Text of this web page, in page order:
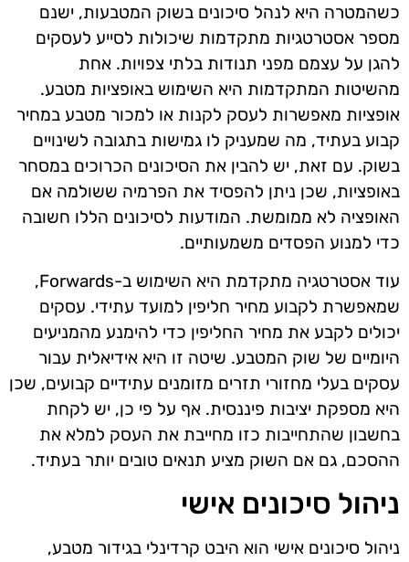
כשהמטרה היא לנהל סיכונים בשוק המטבעות, ישנם
מספר אסטרטגיות מתקדמות שיכולות לסייע לעסקים
להגן על עצמם מפני תנודות בלתי צפויות. אחת
מהשיטות המתקדמות היא השימוש באופציות מטבע.
אופציות מאפשרות לעסק לקנות או למכור מטבע במחיר
קבוע בעתיד, מה שמעניק לו גמישות בתגובה לשינויים
בשוק. עם זאת, יש להבין את הסיכונים הכרוכים במסחר
באופציות, שכן ניתן להפסיד את הפרמיה ששולמה אם
האופציה לא ממומשת. המודעות לסיכונים הללו חשובה
כדי למנוע הפסדים משמעותיים.
עוד אסטרטגיה מתקדמת היא השימוש ב-Forwards,
שמאפשרת לקבוע מחיר חליפין למועד עתידי. עסקים
יכולים לקבע את מחיר החליפין כדי להימנע מהמניעים
היומיים של שוק המטבע. שיטה זו היא אידיאלית עבור
עסקים בעלי מחזורי תזרים מזומנים עתידיים קבועים, שכן
היא מספקת יציבות פיננסית. אף על פי כן, יש לקחת
בחשבון שהתחייבות כזו מחייבת את העסק למלא את
ההסכם, גם אם השוק מציע תנאים טובים יותר בעתיד.
ניהול סיכונים אישי
ניהול סיכונים אישי הוא היבט קרדינלי בגידור מטבע,